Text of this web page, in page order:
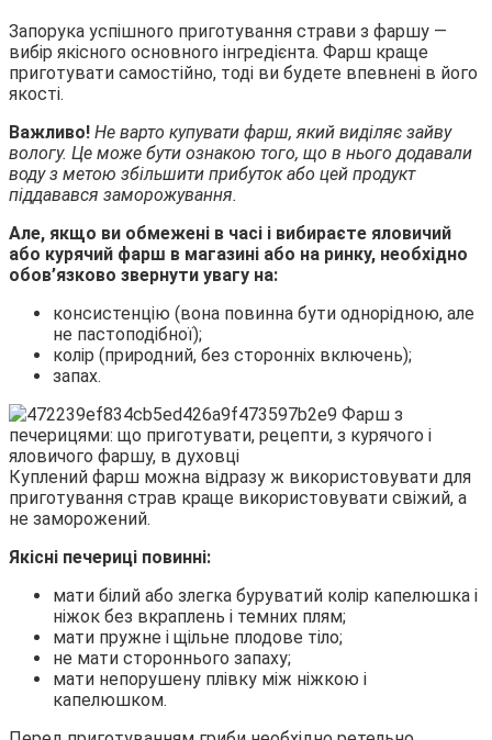
Запорука успішного приготування страви з фаршу —
вибір якісного основного інгредієнта. Фарш краще
приготувати самостійно, тоді ви будете впевнені в його
якості.
Важливо! Не варто купувати фарш, який виділяє зайву
вологу. Це може бути ознакою того, що в нього додавали
воду з метою збільшити прибуток або цей продукт
піддавався заморожування.
Але, якщо ви обмежені в часі і вибираєте яловичий
або курячий фарш в магазині або на ринку, необхідно
обов’язково звернути увагу на:
консистенцію (вона повинна бути однорідною, але
не пастоподібної);
колір (природний, без сторонніх включень);
запах.
Куплений фарш можна відразу ж використовувати для
приготування страв краще використовувати свіжий, а
не заморожений.
Якісні печериці повинні:
мати білий або злегка буруватий колір капелюшка і
ніжок без вкраплень і темних плям;
мати пружне і щільне плодове тіло;
не мати стороннього запаху;
мати непорушену плівку між ніжкою і
капелюшком.